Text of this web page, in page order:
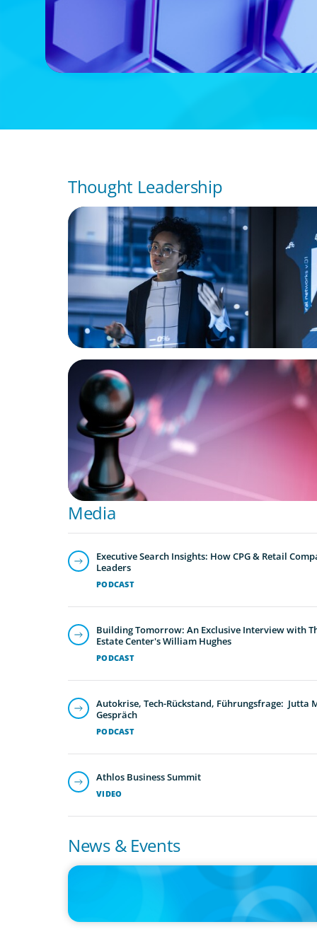
Thought Leadership
ARTICLES & PAPERS
FinTech Trends Report: PE/VC
BOYDEN REPORT SERIES
Global Banking and Capital Markets in a
Order
Media
PODCAST
Executive Search Insights: How CPG & Retail
Leaders
PODCAST
Building Tomorrow: An Exclusive Interview with
Estate Center's William Hughes
PODCAST
Autokrise, Tech-Rückstand, Führungsfrage: Jutta
Gespräch
VIDEO
Athlos Business Summit
News & Events
IN THE MEDIA
Orrstown's new CEO says bank is in a position of strength